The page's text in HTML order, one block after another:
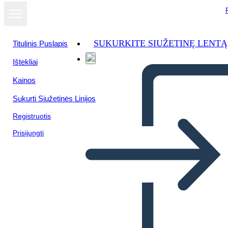
Titulinis Puslapis
Ištekliai
Kainos
Sukurti Siužetinės Linijos
Registruotis
Prisijungti
SUKURKITE SIUŽETINĘ LENTĄ